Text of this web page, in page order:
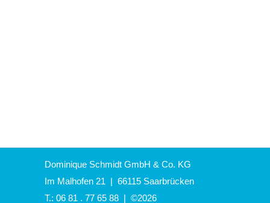
Dominique Schmidt GmbH & Co. KG
Im Malhofen 21 | 66115 Saarbrücken
T.: 06 81 . 77 65 88 | ©2026